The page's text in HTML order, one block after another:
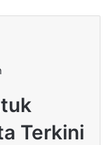
Terkini